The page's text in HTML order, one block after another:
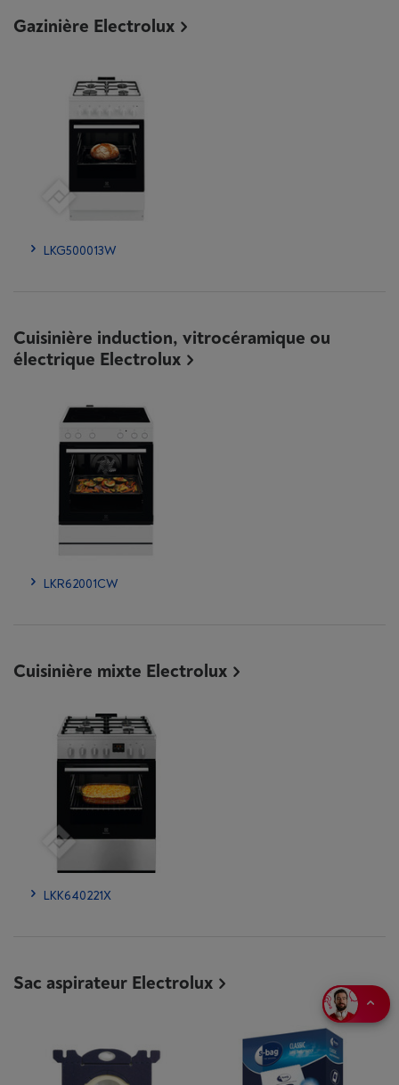
Gazinière Electrolux
LKG500013W
Cuisinière induction, vitrocéramique ou
électrique Electrolux
LKR62001CW
Cuisinière mixte Electrolux
LKK640221X
Sac aspirateur Electrolux
Prenez rendez-vous en magasin
Appelez-nous
02 334 00 00